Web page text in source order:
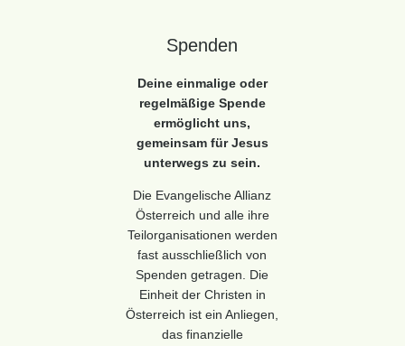
Spenden
Deine einmalige oder
regelmäßige Spende
ermöglicht uns,
gemeinsam für Jesus
unterwegs zu sein.
Die Evangelische Allianz
Österreich und alle ihre
Teilorganisationen werden
fast ausschließlich von
Spenden getragen. Die
Einheit der Christen in
Österreich ist ein Anliegen,
das finanzielle